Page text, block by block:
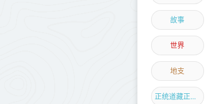
故事
世界
地支
正统道藏正一部